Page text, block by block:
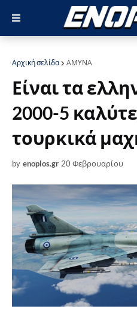
Αρχική σελίδα ΑΜΥΝΑ
Είναι τα
2000-5
τουρκικά
by enoplos.gr 20 Φεβρουαρίου